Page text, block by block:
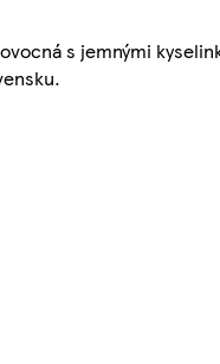
s jemnými